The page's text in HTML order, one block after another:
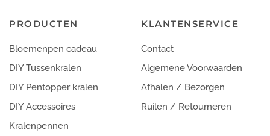
PRODUCTEN
Bloemenpen cadeau
DIY Tussenkralen
DIY Pentopper kralen
DIY Accessoires
Kralenpennen
KLANTENSERVICE
Contact
Algemene Voorwaarden
Afhalen / Bezorgen
Ruilen / Retourneren